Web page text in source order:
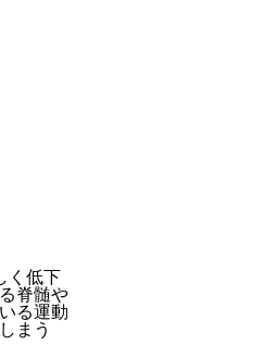
く低下
脊髄や
る運動
まう